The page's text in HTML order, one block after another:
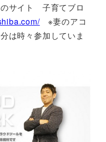
サイト 子育てブロ
※妻のアコ
は時々参加していま